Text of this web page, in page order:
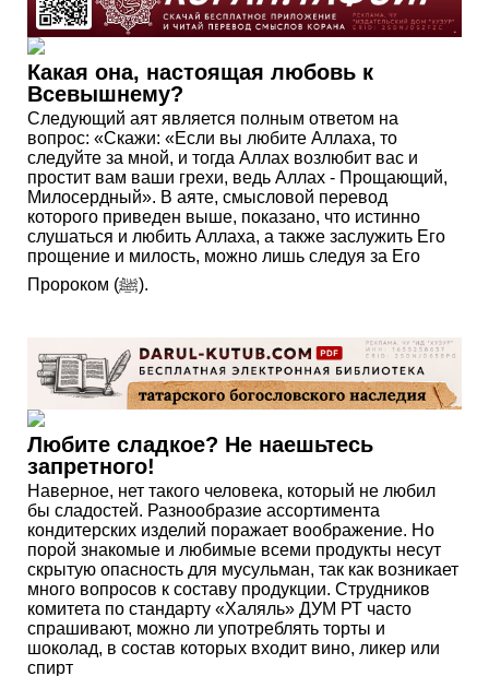
Какая она, настоящая любовь к
Всевышнему?
Следующий аят является полным ответом на
вопрос: «Скажи: «Если вы любите Аллаха, то
следуйте за мной, и тогда Аллах возлюбит вас и
простит вам ваши грехи, ведь Аллах - Прощающий,
Милосердный». В аяте, смысловой перевод
которого приведен выше, показано, что истинно
слушаться и любить Аллаха, а также заслужить Его
прощение и милость, можно лишь следуя за Его
Пророком (ﷺ).
Любите сладкое? Не наешьтесь
запретного!
Наверное, нет такого человека, который не любил
бы сладостей. Разнообразие ассортимента
кондитерских изделий поражает воображение. Но
порой знакомые и любимые всеми продукты несут
скрытую опасность для мусульман, так как возникает
много вопросов к составу продукции. Струдников
комитета по стандарту «Халяль» ДУМ РТ часто
спрашивают, можно ли употреблять торты и
шоколад, в состав которых входит вино, ликер или
спирт